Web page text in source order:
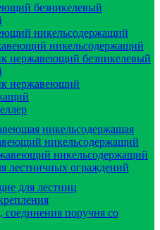
безникелевый
никельсодержащий
никельсодержащий
нержавеющий безникелевый
нержавеющий
никельсодержащая
никельсодержащий
никельсодержащий
лестничных ограждений
для лестниц
соединения поручня со